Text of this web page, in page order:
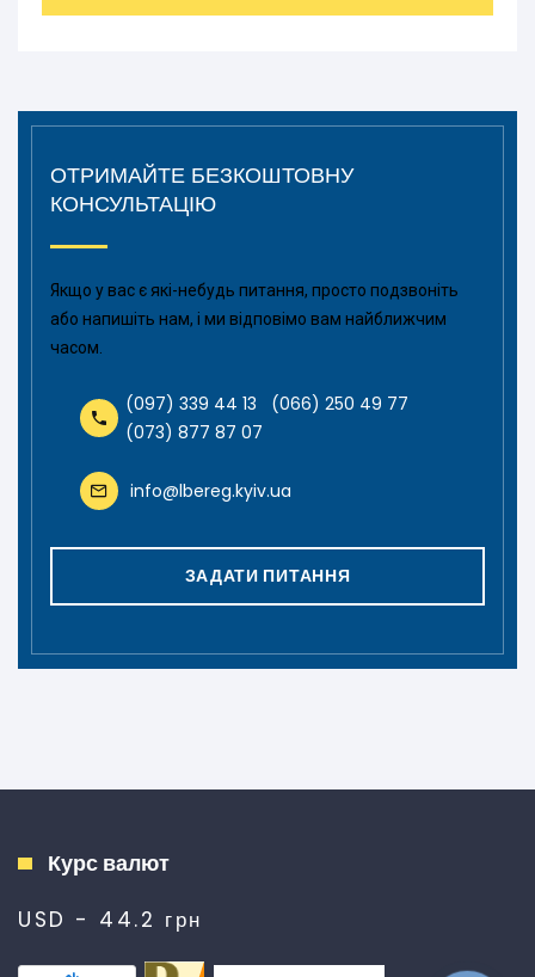
ОТРИМАЙТЕ БЕЗКОШТОВНУ
КОНСУЛЬТАЦІЮ
Якщо у вас є які-небудь питання, просто подзвоніть
або напишіть нам, і ми відповімо вам найближчим
часом.
(097) 339 44 13
(066) 250 49 77
(073) 877 87 07
info@lbereg.kyiv.ua
ЗАДАТИ ПИТАННЯ
Курс валют
USD - 44.2 грн